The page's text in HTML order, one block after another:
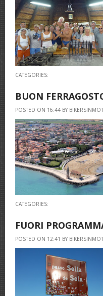
CATEGORIES:
BUON
POSTED ON 16:44 BY
CATEGORIES:
FUORI
POSTED ON 12:41 BY